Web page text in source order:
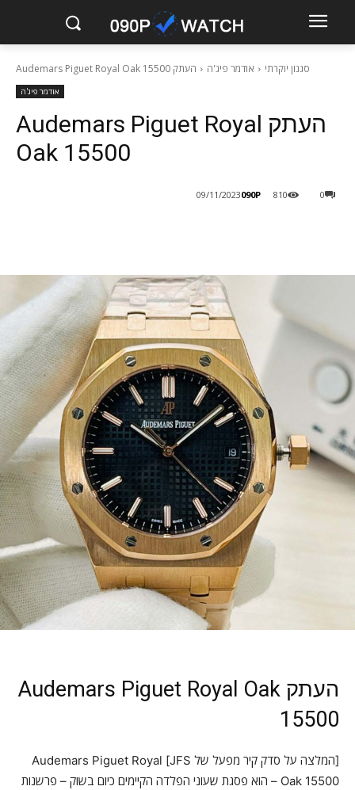
סגנון יוקרתי אודמר פיג'ה העתק Audemars Piguet Royal Oak 15500
אודמר פיג'ה
העתק Audemars Piguet Royal
Oak 15500
090P
09/11/2023 0
810
העתק Audemars Piguet Royal Oak
15500
[המלצה על סדק קיר מפעל של JFS] Audemars Piguet Royal
Oak 15500 – הוא פסגת שעוני הפלדה הקיימים כיום בשוק – פרשנות